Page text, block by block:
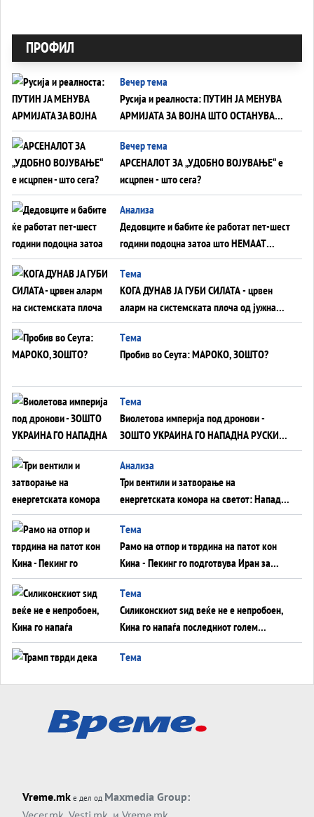
ПРОФИЛ
Вечер тема
Русија и реалноста: ПУТИН ЈА МЕНУВА
АРМИЈАТА ЗА ВОЈНА ШТО ОСТАНУВА
БЕЗ ФРОНТ
Вечер тема
АРСЕНАЛОТ ЗА „УДОБНО ВОЈУВАЊЕ“ е
исцрпен - што сега?
Анализа
Дедовците и бабите ќе работат пет-шест
години подоцна затоа што НЕМААТ
ВНУЦИ ДА ГИ ЗАМЕНАТ
Tема
КОГА ДУНАВ ЈА ГУБИ СИЛАТА - црвен
аларм на системската плоча од јужна
Германија до Црното Море...
Tема
Пробив во Сеута: МАРОКО, ЗОШТО?
Tема
Виолетова империја под дронови -
ЗОШТО УКРАИНА ГО НАПАДНА РУСКИОТ
WILDBERRIES
Aнализа
Три вентили и затворање на
енергетската комора на светот: Нападот
во Суец најавува глобален енергетски
инфаркт?
Tема
Рамо на отпор и тврдина на патот кон
Кина - Пекинг го подготвува Иран за
американска копнена инвазија
Tема
Силиконскиот ѕид веќе не е непробоен,
Кина го напаѓа последниот голем
монопол на Западот?
Tема
Tема
ДЛАБОКО УДОЛУ: Сметководствените
АТОМСКО ДОМИНО НА БЛИСКИОТ
Vreme.mk е дел од Maxmedia Group: